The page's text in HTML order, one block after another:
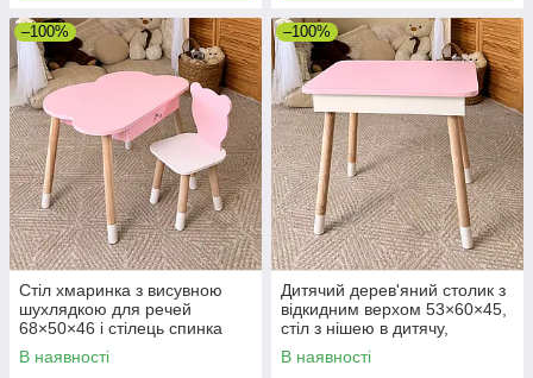
–100%
Стіл хмаринка з висувною
шухлядкою для речей
68×50×46 і стілець спинка
медведик 26.5х26х25,
рожевий
В наявності
–100%
Дитячий дерев'яний столик з
відкидним верхом 53×60×45,
стіл з нішею в дитячу,
рожевий
В наявності